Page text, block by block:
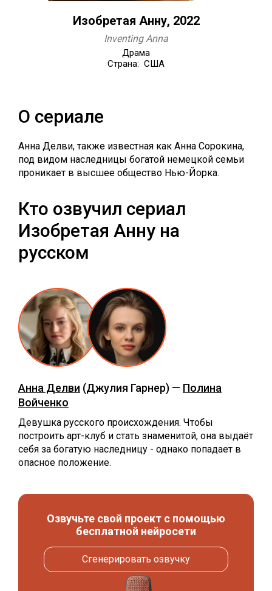
Изобретая Анну, 2022
Inventing Anna
Драма
Страна: США
О сериале
Анна Делви, также известная как Анна Сорокина,
под видом наследницы богатой немецкой семьи
проникает в высшее общество Нью-Йорка.
Кто озвучил сериал
Изобретая Анну на
русском
Анна Делви (Джулия Гарнер) — Полина
Войченко
Девушка русского происхождения. Чтобы
построить арт-клуб и стать знаменитой, она выдаёт
себя за богатую наследницу - однако попадает в
опасное положение.
Озвучьте свой проект с помощью
бесплатной нейросети
Сгенерировать озвучку